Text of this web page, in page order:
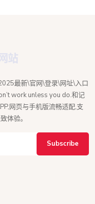
最新\官网\登录\网址\入口
work unless you do.和记
网页与手机版流畅适配,支
体验。
Subscribe